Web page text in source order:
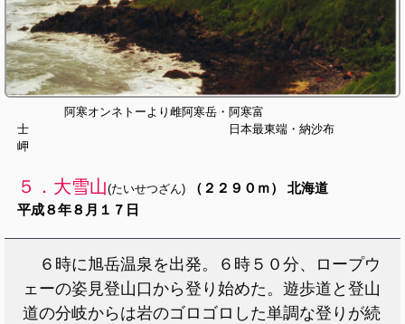
阿寒オンネトーより雌阿寒岳・阿寒富
士 日本最東端・納沙布
岬
５．大雪山(たいせつざん)
（２２９０ｍ） 北海道
平成８年８月１７日
６時に旭岳温泉を出発。６時５０分、ロープウ
ェーの姿見登山口から登り始めた。遊歩道と登山
道の分岐からは岩のゴロゴロした単調な登りが続